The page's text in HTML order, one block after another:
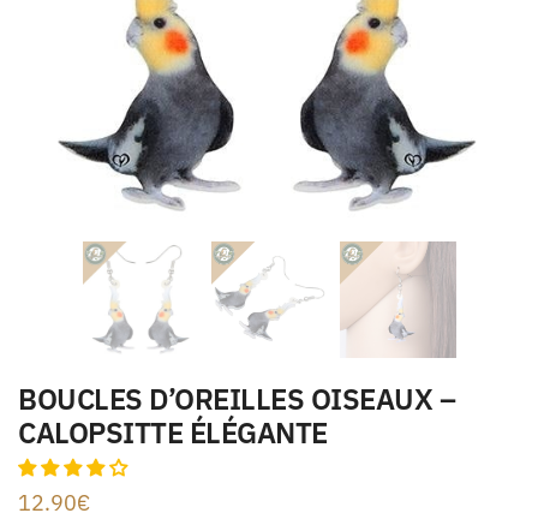
BOUCLES D’OREILLES OISEAUX –
CALOPSITTE ÉLÉGANTE
12.90€